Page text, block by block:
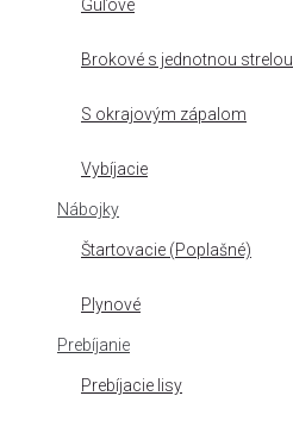
Guľové
Brokové s jednotnou strelou
S okrajovým zápalom
Vybíjacie
Nábojky
Štartovacie (Poplašné)
Plynové
Prebíjanie
Prebíjacie lisy